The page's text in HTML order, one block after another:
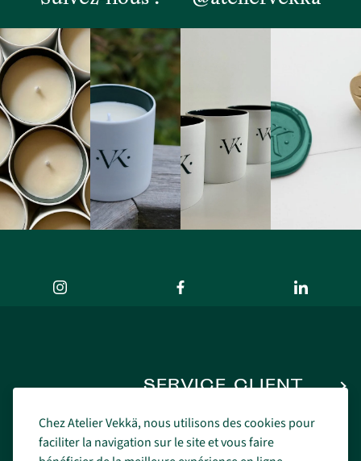
Chez Atelier Vekkä, nous utilisons des cookies pour
faciliter la navigation sur le site et vous faire
SERVICE CLIENT